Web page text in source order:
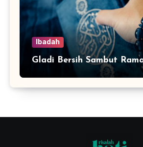
Ibadah
Gladi Bersih Sambut